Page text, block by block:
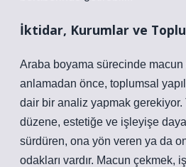
İktidar, Kurumlar ve
Araba boyama sürecinde macun
anlamadan önce, toplumsal
dair bir analiz yapmak
düzene, estetiğe ve işleyişe
sürdüren, ona yön veren ya da
odakları vardır. Macun çekmek,